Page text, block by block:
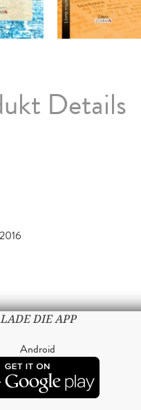
Details
LADE DIE APP
Android